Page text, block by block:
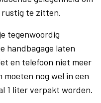
te zitten.
tegenwoordig
handbagage laten
en telefoon niet meer
nog wel in een
1 liter verpakt worden.